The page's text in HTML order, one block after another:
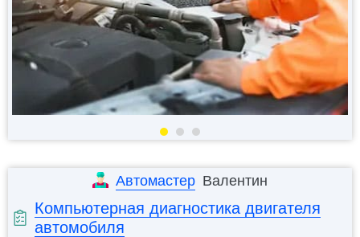
Автомастер Валентин
Компьютерная диагностика двигателя
автомобиля